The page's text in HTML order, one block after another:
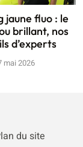
jaune fluo : le
brillant, nos
d’experts
mai 2026
du site